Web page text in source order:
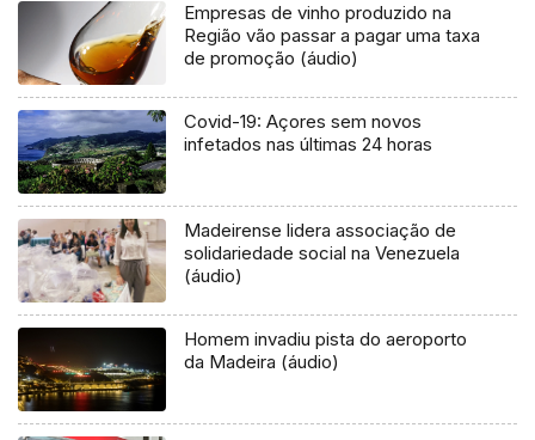
Empresas de vinho produzido na
Região vão passar a pagar uma taxa
de promoção (áudio)
Covid-19: Açores sem novos
infetados nas últimas 24 horas
Madeirense lidera associação de
solidariedade social na Venezuela
(áudio)
Homem invadiu pista do aeroporto
da Madeira (áudio)